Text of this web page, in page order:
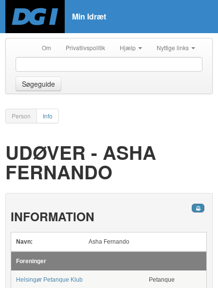
Min Idræt
Om Privatlivspolitik Hjælp Nyttige links
Søgeguide
Person Info
UDØVER - ASHA
FERNANDO
INFORMATION
Navn: Asha Fernando
Foreninger
Helsingør Petanque Klub Petanque